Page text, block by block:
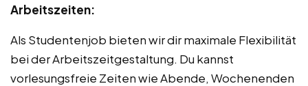
Arbeitszeiten:
Als Studentenjob bieten wir dir maximale Flexibilität
bei der Arbeitszeitgestaltung. Du kannst
vorlesungsfreie Zeiten wie Abende, Wochenenden